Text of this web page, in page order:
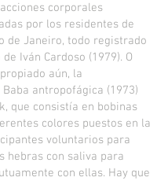
corporales
por los residentes de
de Janeiro, todo registrado
Iván Cardoso (1979). O
aún, la
Baba antropofágica (1973)
que consistía en bobinas
colores puestos en la
voluntarios para
hebras con saliva para
con ellas. Hay que